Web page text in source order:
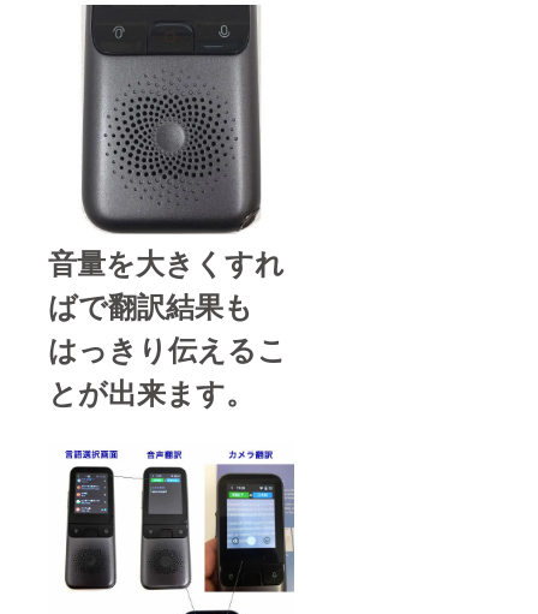
音量を大きくすれ
ばで翻訳結果も
はっきり伝えるこ
とが出来ます。